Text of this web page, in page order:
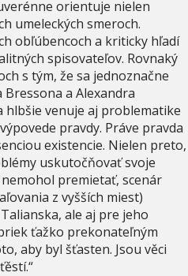
orientuje nielen
umeleckých smeroch.
obľúbencoch a kriticky hľadí
spisovateľov. Rovnaký
s tým, že sa jednoznačne
a Alexandra
hlbšie venuje aj problematike
pravdy. Práve pravda
existencie. Nielen preto,
uskutočňovať svoje
premietať, scenár
z vyšších miest)
ale aj pre jeho
ťažko prekonateľným
aby byl šťasten. Jsou věci